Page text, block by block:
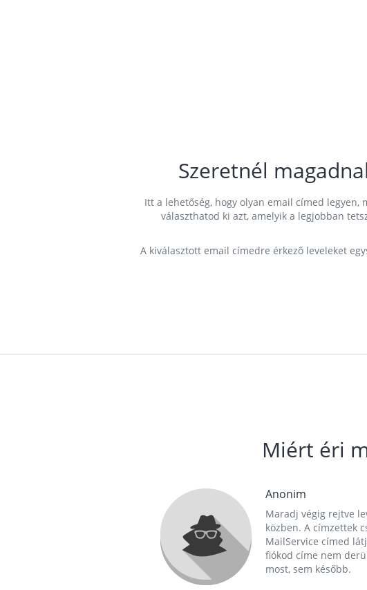
Szeretnél
Itt a lehetőség, hogy olyan email címed
választhatod ki azt, amelyik a legjobban
A kiválasztott email címedre érkező leveleket
Miért éri
Anonim
Maradj végig rejtve
közben. A címzettek
MailService címed
fiókod címe nem
most, sem később.